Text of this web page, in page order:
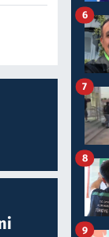
6
7
8
9